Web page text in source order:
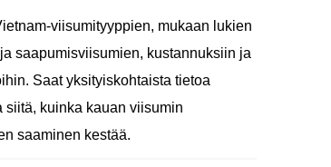
viisumityyppien, mukaan lukien
saapumisviisumien, kustannuksiin ja
Saat yksityiskohtaista tietoa
siitä, kuinka kauan viisumin
saaminen kestää.